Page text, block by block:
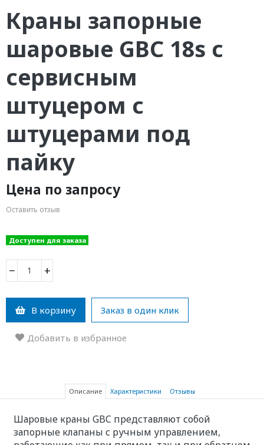
Краны запорные
шаровые GBC 18s с
сервисным
штуцером с
штуцерами под
пайку
Цена по запросу
Оставить отзыв
Доступен для заказа
− +
В корзину Заказ в один клик
Добавить в избранное
Описание Характеристики Отзывы
Шаровые краны GBC представляют собой
запорные клапаны с ручным управлением,